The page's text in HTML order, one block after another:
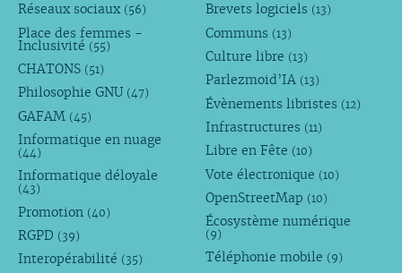
Réseaux sociaux (56)
Place des femmes -
Inclusivité (55)
CHATONS (51)
Philosophie GNU (47)
GAFAM (45)
Informatique en nuage
(44)
Informatique déloyale
(43)
Promotion (40)
RGPD (39)
Interopérabilité (35)
Brevets logiciels (13)
Communs (13)
Culture libre (13)
Parlezmoid’IA (13)
Évènements libristes (12)
Infrastructures (11)
Libre en Fête (10)
Vote électronique (10)
OpenStreetMap (10)
Écosystème numérique
(9)
Téléphonie mobile (9)